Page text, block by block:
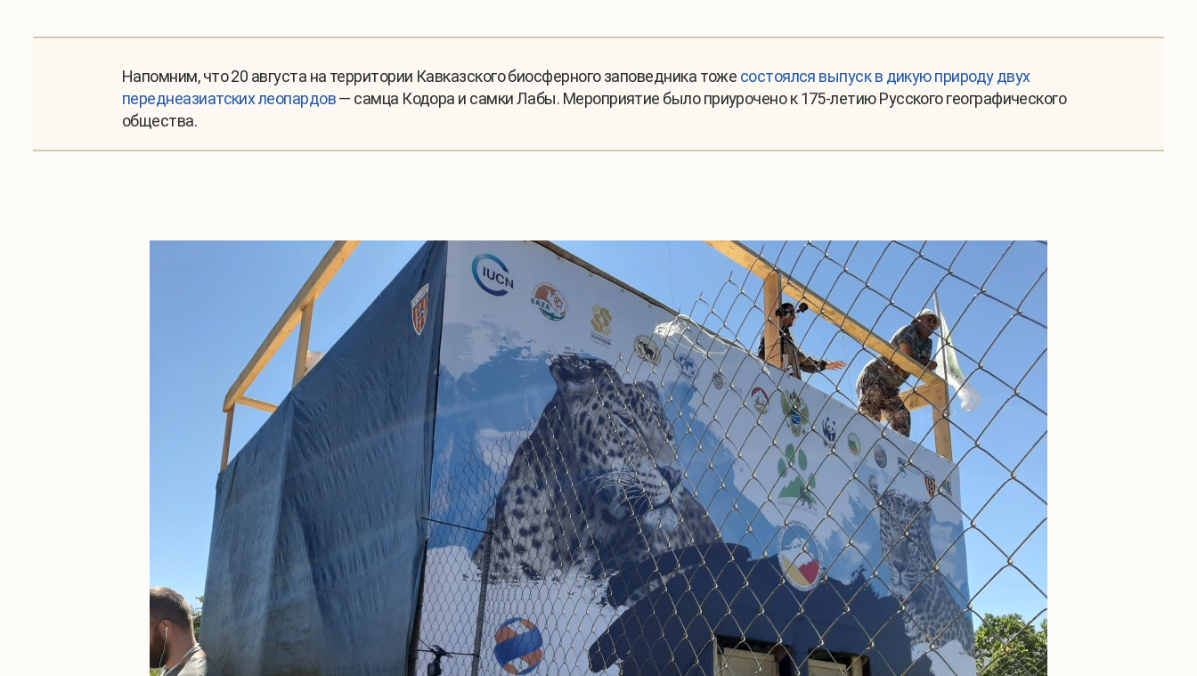
Напомним, что 20 августа на территории Кавказского биосферного заповедника тоже состоялся выпуск в дикую природу двух
переднеазиатских леопардов— самца Кодора и самки Лабы. Мероприятие было приурочено к 175-летию Русского географического
общества.